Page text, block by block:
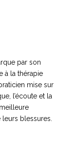
par son
à la thérapie
mise sur
l’écoute et la
blessures.